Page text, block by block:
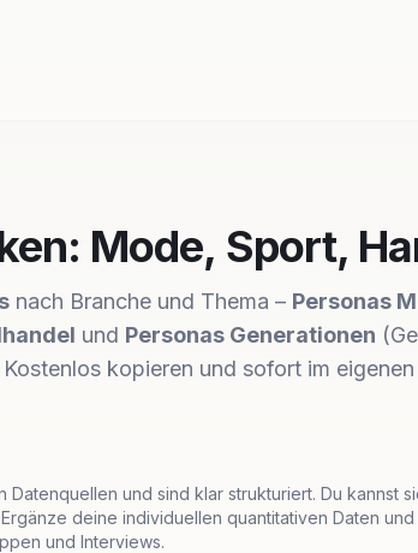
Mode, Sport,
nach Branche und Thema – Personas
und Personas Generationen
kopieren und sofort im eigenen
und sind klar strukturiert. Du kannst
deine individuellen quantitativen Daten und
und Interviews.